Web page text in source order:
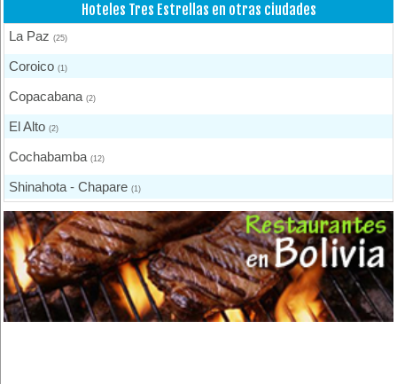
Hoteles Tres Estrellas en otras ciudades
La Paz(25)
Coroico(1)
Copacabana(2)
El Alto(2)
Cochabamba(12)
Shinahota - Chapare(1)
Puerto Quijarro(2)
Santa Cruz de la Sierra (8)
Oruro(3)
Tarija(2)